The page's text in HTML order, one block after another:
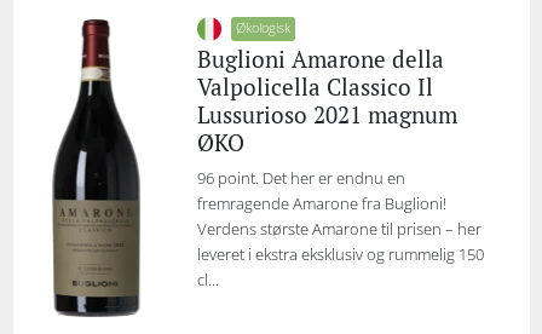
Økologisk
Buglioni Amarone della
Valpolicella Classico Il
Lussurioso 2021 magnum
ØKO
96 point. Det her er endnu en
fremragende Amarone fra Buglioni!
Verdens største Amarone til prisen – her
leveret i ekstra eksklusiv og rummelig 150
cl...